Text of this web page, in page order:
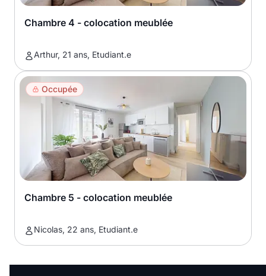
Chambre 4 - colocation meublée
Arthur, 21 ans, Etudiant.e
Occupée
Chambre 5 - colocation meublée
Nicolas, 22 ans, Etudiant.e